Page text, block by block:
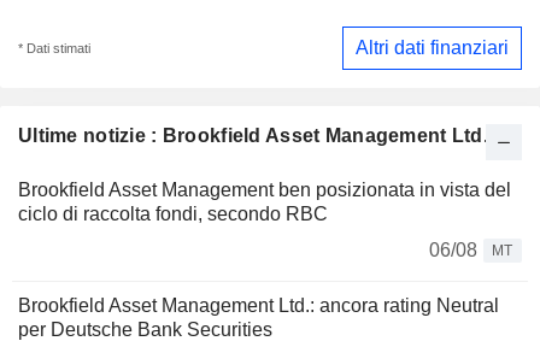
Ultime notizie : Brookfield Asset Management Ltd.
Brookfield Asset Management ben posizionata in vista del
ciclo di raccolta fondi, secondo RBC
06/08
MT
Brookfield Asset Management Ltd.: ancora rating Neutral
per Deutsche Bank Securities
* Dati stimati Altri dati finanziari